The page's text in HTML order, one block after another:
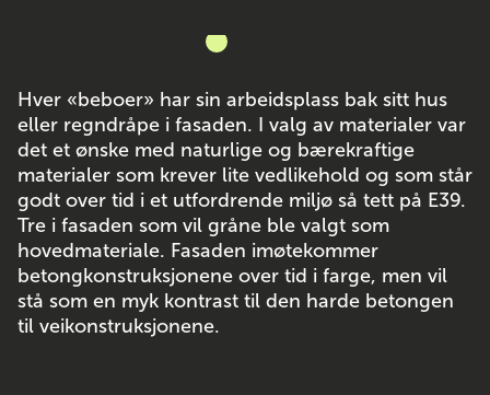
Hver «beboer» har sin arbeidsplass bak sitt hus
eller regndråpe i fasaden. I valg av materialer var
det et ønske med naturlige og bærekraftige
materialer som krever lite vedlikehold og som står
godt over tid i et utfordrende miljø så tett på E39.
Tre i fasaden som vil gråne ble valgt som
hovedmateriale. Fasaden imøtekommer
betongkonstruksjonene over tid i farge, men vil
stå som en myk kontrast til den harde betongen
til veikonstruksjonene.